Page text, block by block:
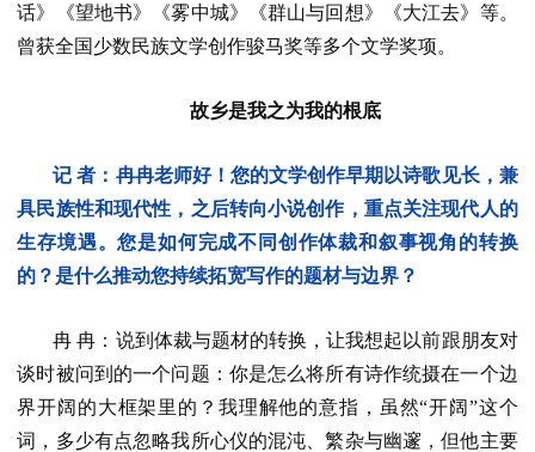
话》《望地书》《雾中城》《群山与回想》《大江去》等。
曾获全国少数民族文学创作骏马奖等多个文学奖项。
故乡是我之为我的根底
记 者：冉冉老师好！您的文学创作早期以诗歌见长，兼
具民族性和现代性，之后转向小说创作，重点关注现代人的
生存境遇。您是如何完成不同创作体裁和叙事视角的转换
的？是什么推动您持续拓宽写作的题材与边界？
冉 冉：说到体裁与题材的转换，让我想起以前跟朋友对
谈时被问到的一个问题：你是怎么将所有诗作统摄在一个边
界开阔的大框架里的？我理解他的意指，虽然“开阔”这个
词，多少有点忽略我所心仪的混沌、繁杂与幽邃，但他主要